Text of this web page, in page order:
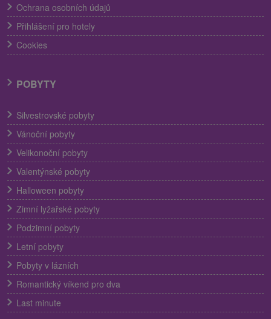
Ochrana osobních údajů
Přihlášení pro hotely
Cookies
POBYTY
Silvestrovské pobyty
Vánoční pobyty
Velikonoční pobyty
Valentýnské pobyty
Halloween pobyty
Zimní lyžařské pobyty
Podzimní pobyty
Letní pobyty
Pobyty v lázních
Romantický víkend pro dva
Last minute